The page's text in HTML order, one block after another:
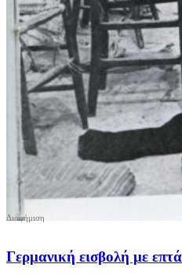
Γερμανική εισβολή με